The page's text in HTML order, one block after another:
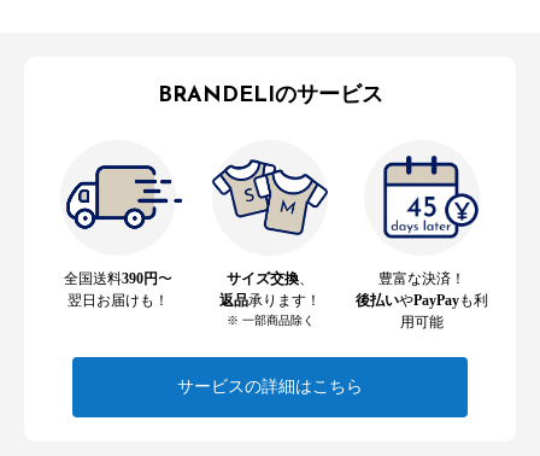
BRANDELIのサービス
全国送料390円〜
翌日お届けも！
サイズ交換
返品承ります！
※ 一部商品除く
豊富な決済！
後払いやPayPayも利
用可能
サービスの詳細はこちら